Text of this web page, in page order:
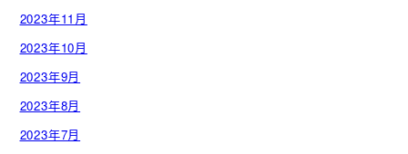
2023年11月
2023年10月
2023年9月
2023年8月
2023年7月